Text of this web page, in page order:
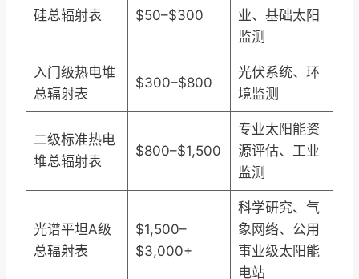
硅总辐射表 $50–$300
业、基础太阳
监测
入门级热电堆
总辐射表
$300–$800
光伏系统、环
境监测
二级标准热电
堆总辐射表
$800–$1,500
专业太阳能资
源评估、工业
监测
光谱平坦A级
总辐射表
$1,500–
$3,000+
科学研究、气
象网络、公用
事业级太阳能
电站